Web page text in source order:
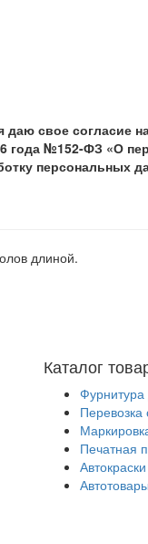
даю свое согласие
года №152-ФЗ «О
персональных
длиной.
Каталог
Перевозка
Печатная
Автокраски
Автотовары